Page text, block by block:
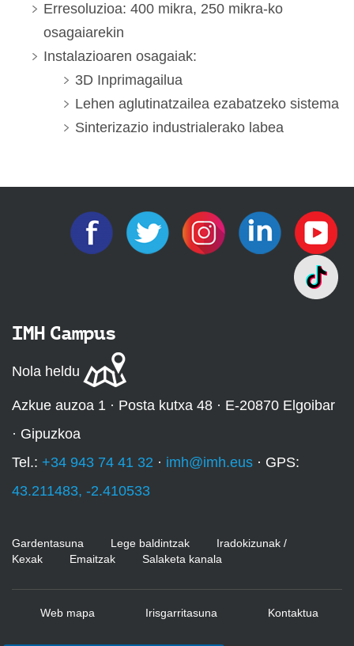
Erresoluzioa: 400 mikra, 250 mikra-ko
osagaiarekin
Instalazioaren osagaiak:
3D Inprimagailua
Lehen aglutinatzailea ezabatzeko sistema
Sinterizazio industrialerako labea
IMH Campus
Nola heldu
Azkue auzoa 1 · Posta kutxa 48 · E-20870 Elgoibar
· Gipuzkoa
Tel.: +34 943 74 41 32 · imh@imh.eus · GPS:
43.211483, -2.410533
Gardentasuna Lege baldintzak
Iradokizunak /
Kexak
Emaitzak Salaketa kanala
Web mapa Irisgarritasuna Kontaktua